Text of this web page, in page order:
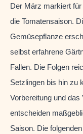
Der März markiert
die Tomatensaison.
Gemüsepflanze
selbst erfahrene
Fallen. Die Folgen
Setzlingen bis hin zu
Vorbereitung und
entscheiden
Saison. Die